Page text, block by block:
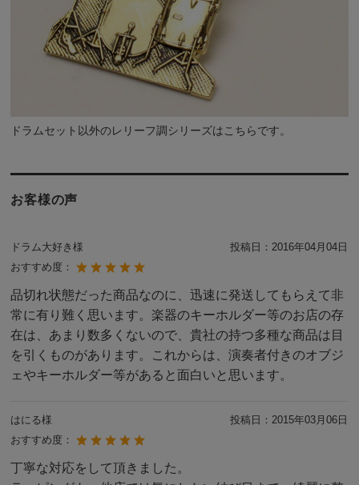
ドラムセット以外のレリーフ調シリーズはこちらです。
お客様の声
ドラム大好き様 投稿日：2016年04月04日
おすすめ度：
品切れ状態だった商品なのに、迅速に発送してもらえて非
常に有り難く思います。楽器のキーホルダー等のお店の存
在は、あまり数多くないので、貴社の持つ多種な商品は目
を引くものがあります。これからは、演奏者付きのオブジ
ェやキーホルダー等があると面白いと思います。
はにる様 投稿日：2015年03月06日
おすすめ度：
丁寧な対応をして頂きました。